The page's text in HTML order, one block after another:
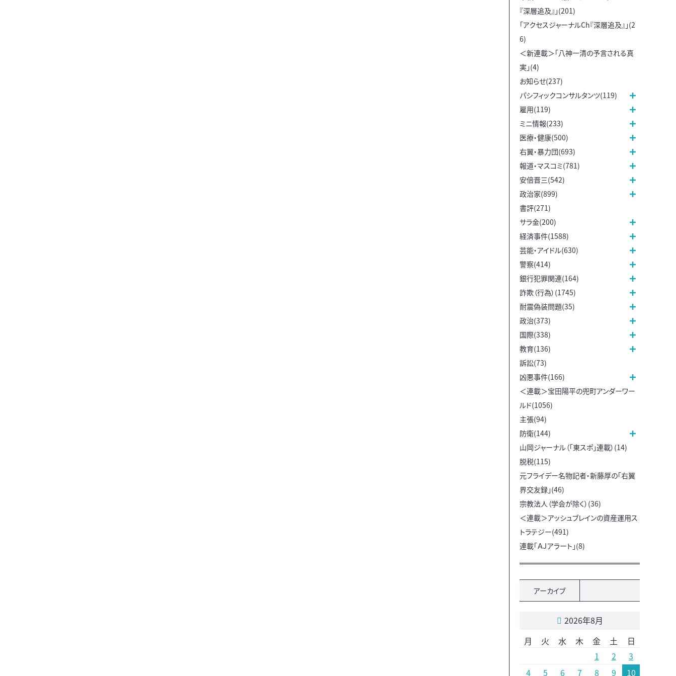
『深層追及』」(201)
「アクセスジャーナルCh『深層追及』」(2
6)
＜新連載＞「八神一清の予言される真
実」(4)
お知らせ(237)
パシフィックコンサルタンツ(119)
雇用(119)
ミニ情報(233)
医療・健康(500)
右翼・暴力団(693)
報道・マスコミ(781)
安倍晋三(542)
政治家(899)
書評(271)
サラ金(200)
経済事件(1588)
芸能・アイドル(630)
警察(414)
銀行犯罪関連(164)
詐欺（行為）(1745)
耐震偽装問題(35)
政治(373)
国際(338)
教育(136)
訴訟(73)
凶悪事件(166)
＜連載＞宝田陽平の兜町アンダーワー
ルド(1056)
主張(94)
防衛(144)
山岡ジャーナル（「東スポ」連載）(14)
脱税(115)
元フライデー名物記者・新藤厚の「右翼
界交友録」(46)
宗教法人（学会が除く）(36)
＜連載＞アッシュブレインの資産運用ス
トラテジー(491)
連載「ＡＪアラート」(8)
アーカイブ
2026年8月
月
火 水 木 金 土
日
1
2
3
4
5 6 7 8 9 10